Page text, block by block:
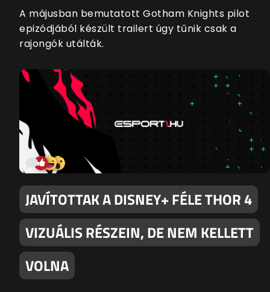
A májusban bemutatott Gotham Knights pilot
epizódjából készült trailert úgy tűnik csak a
rajongók utálták.
JAVÍTOTTAK A DISNEY+ FÉLE THOR 4
VIZUÁLIS RÉSZEIN, DE NEM KELLETT
VOLNA